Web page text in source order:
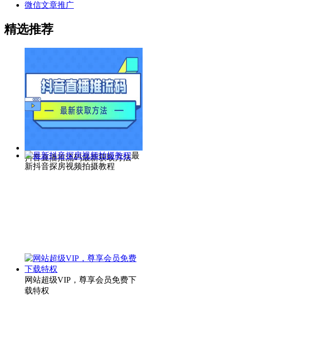
微信文章推广
精选推荐
抖音直播推流码最新获取方法最
新抖音探房视频拍摄教程
网站超级VIP，尊享会员免费下
载特权